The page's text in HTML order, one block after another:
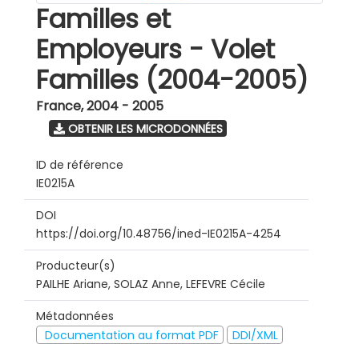
Familles et
Employeurs - Volet
Familles (2004-2005)
France,2004 - 2005
OBTENIR LES MICRODONNÉES
ID de référence
IE0215A
DOI
https://doi.org/10.48756/ined-IE0215A-4254
Producteur(s)
PAILHE Ariane, SOLAZ Anne, LEFEVRE Cécile
Métadonnées
Documentation au format PDF
DDI/XML